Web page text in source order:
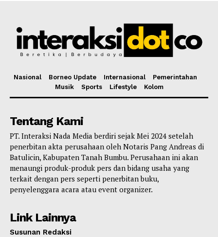
Nasional Borneo Update Internasional
Pemerintahan
Musik
Sports Lifestyle Kolom
Tentang Kami
PT. Interaksi Nada Media berdiri sejak Mei 2024 setelah
penerbitan akta perusahaan oleh Notaris Pang Andreas di
Batulicin, Kabupaten Tanah Bumbu. Perusahaan ini akan
menaungi produk-produk pers dan bidang usaha yang
terkait dengan pers seperti penerbitan buku,
penyelenggara acara atau event organizer.
Link Lainnya
Susunan Redaksi